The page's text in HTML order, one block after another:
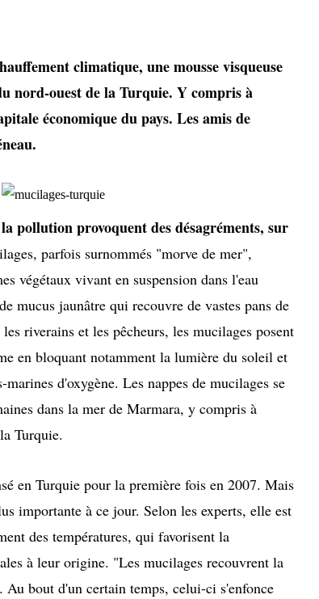
climatique, une mousse visqueuse
nord-ouest de la Turquie. Y compris à
économique du pays. Les amis de
pollution provoquent des désagréments, sur
parfois surnommés "morve de mer",
végétaux vivant en suspension dans l'eau
mucus jaunâtre qui recouvre de vastes pans de
riverains et les pêcheurs, les mucilages posent
en bloquant notamment la lumière du soleil et
d'oxygène. Les nappes de mucilages se
dans la mer de Marmara, y compris à
Turquie.
en Turquie pour la première fois en 2007. Mais
importante à ce jour. Selon les experts, elle est
des températures, qui favorisent la
à leur origine. "Les mucilages recouvrent la
Au bout d'un certain temps, celui-ci s'enfonce